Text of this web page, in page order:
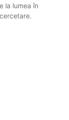
la lumea în